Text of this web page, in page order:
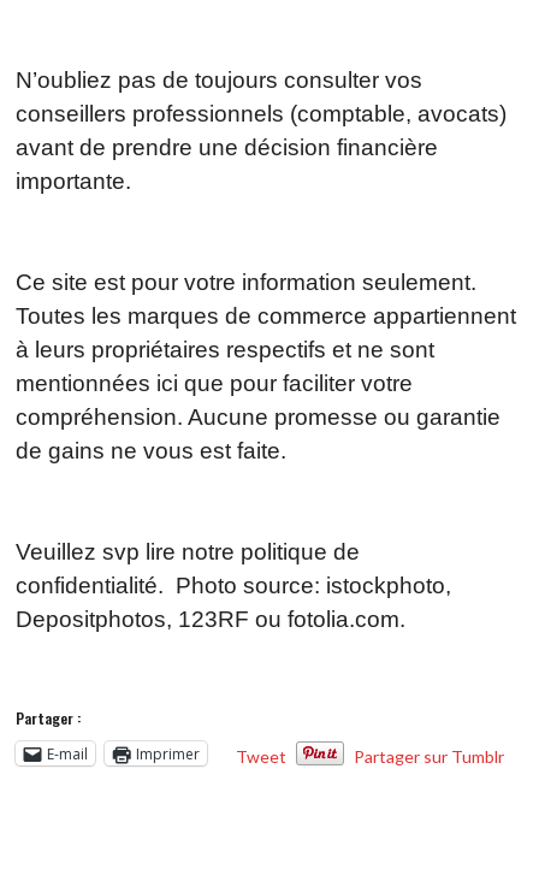
N’oubliez pas de toujours consulter vos
conseillers professionnels (comptable, avocats)
avant de prendre une décision financière
importante.
Ce site est pour votre information seulement.
Toutes les marques de commerce appartiennent
à leurs propriétaires respectifs et ne sont
mentionnées ici que pour faciliter votre
compréhension. Aucune promesse ou garantie
de gains ne vous est faite.
Veuillez svp lire notre politique de
confidentialité. Photo source: istockphoto,
Depositphotos, 123RF ou fotolia.com.
Partager :
E-mail
Imprimer Tweet Partager sur Tumblr